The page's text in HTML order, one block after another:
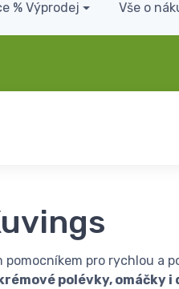
% Výprodej Vše o
pomocníkem pro rychlou a
polévky, omáčky i